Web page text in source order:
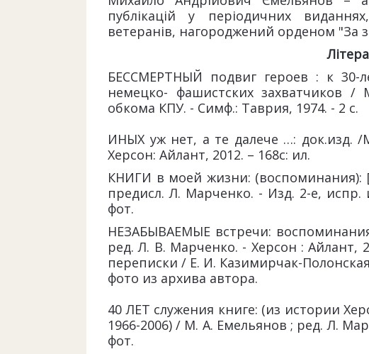
публікацій у періодичних
ветеранів, нагороджений орденом "За
БЕССМЕРТНЫЙ подвиг героев : к 30-
немецко- фашистских захватчиков
обкома КПУ. - Симф.: Таврия, 1974. - 2 c.
ИНЫХ уж нет, а те далече …: док.изд. /
Херсон: Айлант, 2012. – 168с: ил.
КНИГИ в моей жизни: (воспоминания):
предисл. Л. Марченко. - Изд. 2-е, испр.
фот.
НЕЗАБЫВАЕМЫЕ встречи:
ред. Л. В. Марченко. - Херсон : Айлант,
переписки / Е. И. Казимирчак-
фото из архива автора.
40 ЛЕТ служения книге: (из истории
1966-2006) / М. А. Емельянов ; ред. Л.
фот.